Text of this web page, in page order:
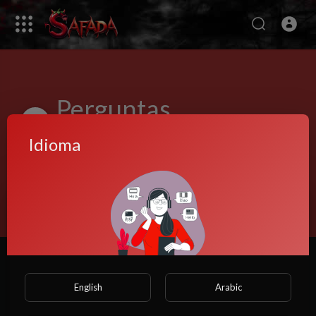
Perguntas
frequentes
Pergunta 2
Pergunta 1
Idioma
English Arabic